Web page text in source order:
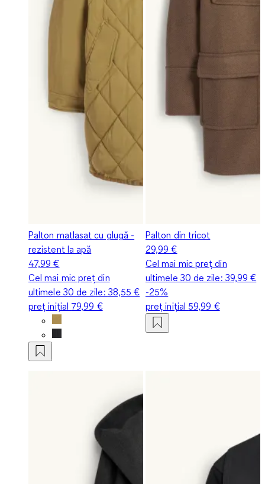
Palton matlasat cu glugă -
rezistent la apă
47,99 €
Cel mai mic preț din
ultimele 30 de zile: 38,55 €
preț inițial 79,99 €
Palton din tricot
29,99 €
Cel mai mic preț din
ultimele 30 de zile: 39,99 €
-25%
preț inițial 59,99 €